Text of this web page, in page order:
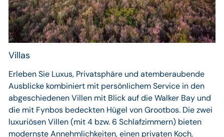
Villas
Erleben Sie Luxus, Privatsphäre und atemberaubende
Ausblicke kombiniert mit persönlichem Service in den
abgeschiedenen Villen mit Blick auf die Walker Bay und
die mit Fynbos bedeckten Hügel von Grootbos. Die zwei
luxuriösen Villen (mit 4 bzw. 6 Schlafzimmern) bieten
modernste Annehmlichkeiten, einen privaten Koch,